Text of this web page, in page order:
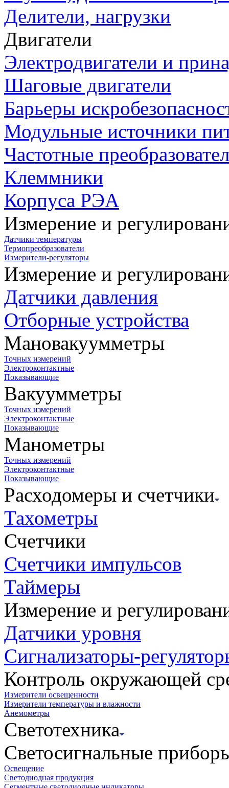
Делители, нагрузки
Двигатели
Электродвигатели и
Шаговые двигатели
Барьеры
Модульные источники
Частотные
Клеммники
Корпуса РЭА
Измерение и
Датчики температуры
Термопреобразователи
Измерители-регуляторы
Измерение и
Датчики давления
Отборные устройства
Мановакуумметры
Точных измерений
Электроконтактные
Показывающие
Вакуумметры
Точных измерений
Электроконтактные
Показывающие
Манометры
Точных измерений
Электроконтактные
Показывающие
Расходомеры и счетчики
Тахометры
Счетчики
Счетчики импульсов
Таймеры
Измерение и
Датчики уровня
Сигнализаторы-
Контроль окружающей
Измерители освещенности
Измерители температуры и влажности
Анемометры
Светотехника
Светосигнальные
Освещение
Светодиодная продукция